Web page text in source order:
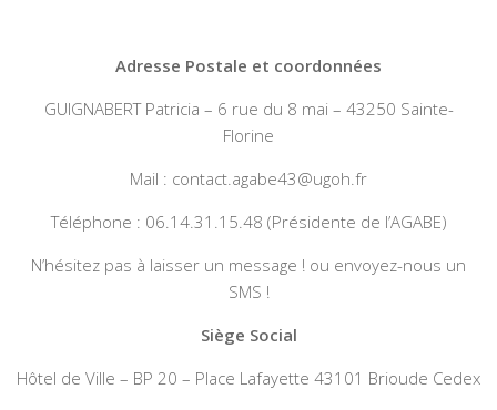
Adresse Postale et coordonnées
GUIGNABERT Patricia – 6 rue du 8 mai – 43250 Sainte-
Florine
Mail : contact.agabe43@ugoh.fr
Téléphone : 06.14.31.15.48 (Présidente de l’AGABE)
N’hésitez pas à laisser un message ! ou envoyez-nous un
SMS !
Siège Social
Hôtel de Ville – BP 20 – Place Lafayette 43101 Brioude Cedex